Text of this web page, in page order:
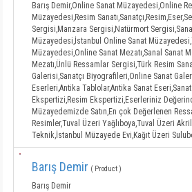
Barış Demir,Online Sanat Müzayedesi,Online
Müzayedesi,Resim
Sergisi,Manzara Sergisi,Natürmort
Müzayedesi,İstanbul Online Sanat
Müzayedesi,Online Sanat Mezatı,Sanal Sanat
Mezatı,Ünlü Ressamlar Sergisi,Türk Resim
Galerisi,Sanatçı Biyografileri,Online Sanat
Eserleri,Antika Tablolar,Antika Sanat
Ekspertizi,Resim Ekspertizi,Eserleriniz
Müzayedemizde Satın,En çok Değerlenen
Resimler,Tuval Üzeri Yağlıboya,Tuval Üzeri
Teknik,İstanbul Müzayede Evi,Kağıt Üzeri
Barış Demir ( Product )
Barış Demir